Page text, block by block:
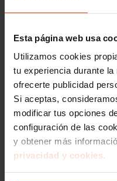
Esta página web usa
Utilizamos cookies
tu experiencia durante
ofrecerte publicidad
Si aceptas,
modificar tus opciones
configuración de las
y obtener más
privacidad y cookies.
familiares.
En Flexicar, el
fundamental, y cada
verificado a fondo
con altos
seguridad. No
puedes estar
en condición óptima
Precio